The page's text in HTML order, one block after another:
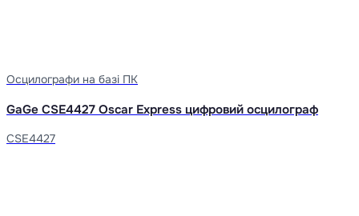
Осцилографи на базі ПК
GaGe CSE4427 Oscar Express цифровий осцилограф
CSE4427